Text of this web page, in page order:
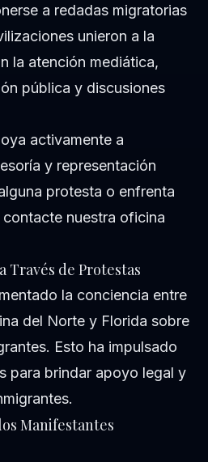
a redadas migratorias
unieron a la
la atención mediática,
pública y discusiones
activamente a
y representación
protesta o enfrenta
nuestra oficina
Través de Protestas
la conciencia entre
del Norte y Florida sobre
Esto ha impulsado
para brindar apoyo legal y
Manifestantes